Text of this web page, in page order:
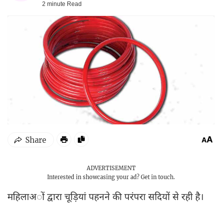
2 minute Read
ADVERTISEMENT
Interested in showcasing your ad? Get in touch.
महिलाअों द्वारा चूड़ियां पहनने की परंपरा सदियों से रही है।